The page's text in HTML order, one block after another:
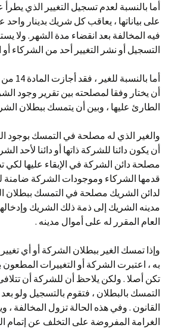
أما بالنسبة لعدم تسجيل التغيير الذي
على بياناتها ، يعاقب كل شريك بدينار
فيه المخالفة بعد انقضاء مدة الشهر. ولا
التسجيل أو نشر التغيير أحد من الشركاء
أما بالنسبة للغير ، فقد أجازت المادة 14 من
أن يختار وفقا لمصلحته بين تقرير وجود
الطارئ عليها ، وبين أن يتمسك ببطلان
والغير الذي له مصلحة في التمسك بوجود
أن يكون دائنا للشركة ذاتها أو دائنا لأحد
مصلحة دائن الشركة في الإبقاء عليها
قدمها الشركاء وموجودات الشركة ضامنة
لدائن الشريك مصلحة في التمسك ببطلان
مدينه الشريك إلى ذمة ذلك الشريك
العام المقرر له على أموال مدينه .
وإذا تمسك الغير ببطلان الشركة أو أي
به ، اعتبرت الشركة أو التغييرات المطعون
تكن أصلا . ولكن يلاحظ أن للشركة أن
التمسك بالبطلان ، فتقوم بالتسجيل ولو
القانون . وفي هذه الحالة تزول المخالفة ،
الغرامة المفروضة على التخلف عن إتمام